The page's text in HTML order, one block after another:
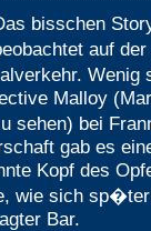
bisschen
auf
Malloy
sehen) bei
gab es
Kopf des
wie sich
Bar.